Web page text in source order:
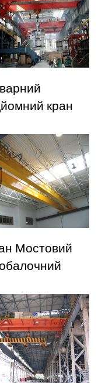
кран
Мостовий